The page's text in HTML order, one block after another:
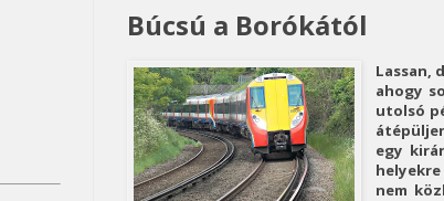
Búcsú a Borókától
Lassan,
ahogy
utolsó
egy
nem